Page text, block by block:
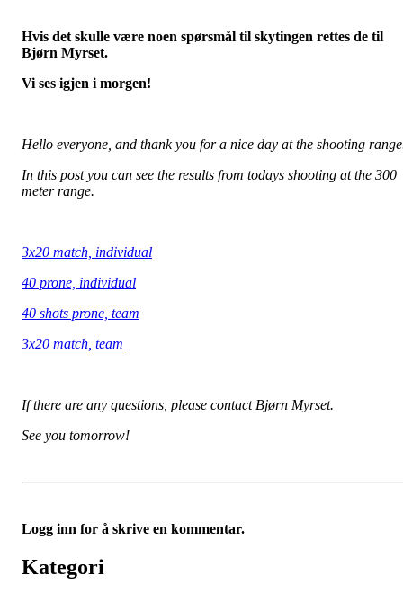
Hvis det skulle være noen spørsmål til skytingen rettes de til
Bjørn Myrset.
Vi ses igjen i morgen!
Hello everyone, and thank you for a nice day at the shooting
In this post you can see the results from todays shooting at the 300
meter range.
3x20 match, individual
40 prone, individual
40 shots prone, team
3x20 match, team
If there are any questions, please contact Bjørn Myrset.
See you tomorrow!
Logg inn for å skrive en kommentar.
Kategori